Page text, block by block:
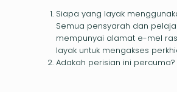
Siapa yang layak
Semua pensyarah dan
mempunyai alamat e-mel
layak untuk mengakses
Adakah perisian ini percuma?